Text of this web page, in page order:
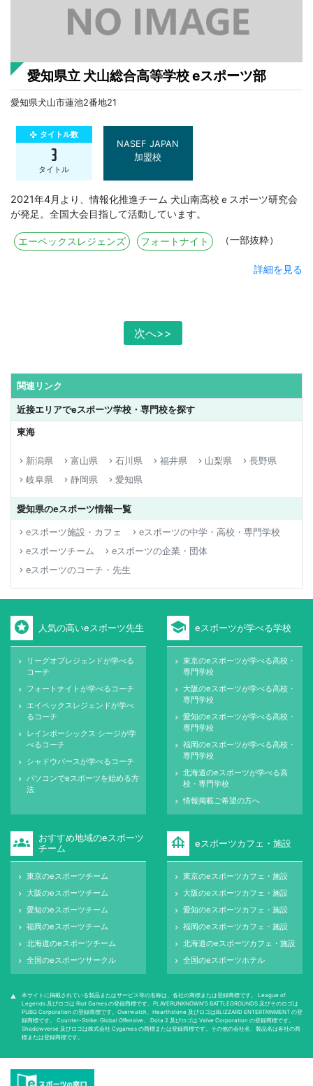
愛知県立 犬山総合高等学校 eスポーツ部
愛知県犬山市蓮池2番地21
gamepad タイトル数
3
タイトル
NASEF JAPAN
加盟校
2021年4月より、情報化推進チーム 犬山南高校ｅスポーツ研究会
が発足。全国大会目指して活動しています。
エーペックスレジェンズ フォートナイト （一部抜粋）
詳細を見る
次へ>>
関連リンク
近接エリアでeスポーツ学校・専門校を探す
東海
keyboard_arrow_right 新潟県 keyboard_arrow_right 富山県 keyboard_arrow_right 石川県 keyboard_arrow_right 福井県 keyboard_arrow_right 山梨県 keyboard_arrow_right 長野県
keyboard_arrow_right 岐阜県 keyboard_arrow_right 静岡県 keyboard_arrow_right 愛知県
愛知県のeスポーツ情報一覧
keyboard_arrow_right eスポーツ施設・カフェ keyboard_arrow_right eスポーツの中学・高校・専門学校
keyboard_arrow_right eスポーツチーム keyboard_arrow_right eスポーツの企業・団体
keyboard_arrow_right eスポーツのコーチ・先生
stars 人気の高いeスポーツ先生
keyboard_arrow_right
リーグオブレジェンドが学べる
コーチ
keyboard_arrow_right フォートナイトが学べるコーチ
keyboard_arrow_right
エイペックスレジェンドが学べ
るコーチ
keyboard_arrow_right
レインボーシックス シージが学
べるコーチ
keyboard_arrow_right シャドウバースが学べるコーチ
keyboard_arrow_right
パソコンでeスポーツを始める方
法
school eスポーツが学べる学校
keyboard_arrow_right
東京のeスポーツが学べる高校・
専門学校
keyboard_arrow_right
大阪のeスポーツが学べる高校・
専門学校
keyboard_arrow_right
愛知のeスポーツが学べる高校・
専門学校
keyboard_arrow_right
福岡のeスポーツが学べる高校・
専門学校
keyboard_arrow_right
北海道のeスポーツが学べる高
校・専門学校
keyboard_arrow_right 情報掲載ご希望の方へ
groups
おすすめ地域のeスポーツ
チーム
keyboard_arrow_right 東京のeスポーツチーム
keyboard_arrow_right 大阪のeスポーツチーム
keyboard_arrow_right 愛知のeスポーツチーム
keyboard_arrow_right 福岡のeスポーツチーム
keyboard_arrow_right 北海道のeスポーツチーム
keyboard_arrow_right 全国のeスポーツサークル
foundation eスポーツカフェ・施設
keyboard_arrow_right 東京のeスポーツカフェ・施設
keyboard_arrow_right 大阪のeスポーツカフェ・施設
keyboard_arrow_right 愛知のeスポーツカフェ・施設
keyboard_arrow_right 福岡のeスポーツカフェ・施設
keyboard_arrow_right 北海道のeスポーツカフェ・施設
keyboard_arrow_right 全国のeスポーツホテル
warning
本サイトに掲載されている製品またはサービス等の名称は、各社の商標または登録商標です。 League of
Legends 及びロゴは Riot Games の登録商標です。PLAYERUNKNOWN'S BATTLEGROUNDS 及びそのロゴは
PUBG Corporation の登録商標です。Overwatch、Hearthstone 及びロゴはBLIZZARD ENTERTAINMENT の登
録商標です。 Counter-Strike: Global Oﬀensive、 Dota 2 及びロゴは Valve Corporation の登録商標です。
Shadowverse 及びロゴは株式会社 Cygames の商標または登録商標です。その他の会社名、製品名は各社の商
標または登録商標です。